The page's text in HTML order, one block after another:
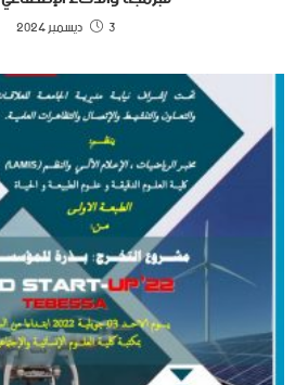
3 ديسمبر 2024